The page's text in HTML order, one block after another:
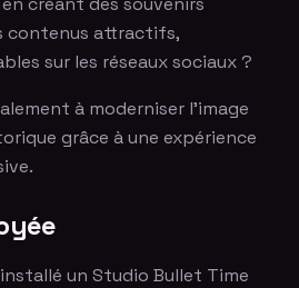
contenus attractifs,
sur les réseaux sociaux ?
à moderniser l'image
grâce à une expérience
un Studio Bullet Time